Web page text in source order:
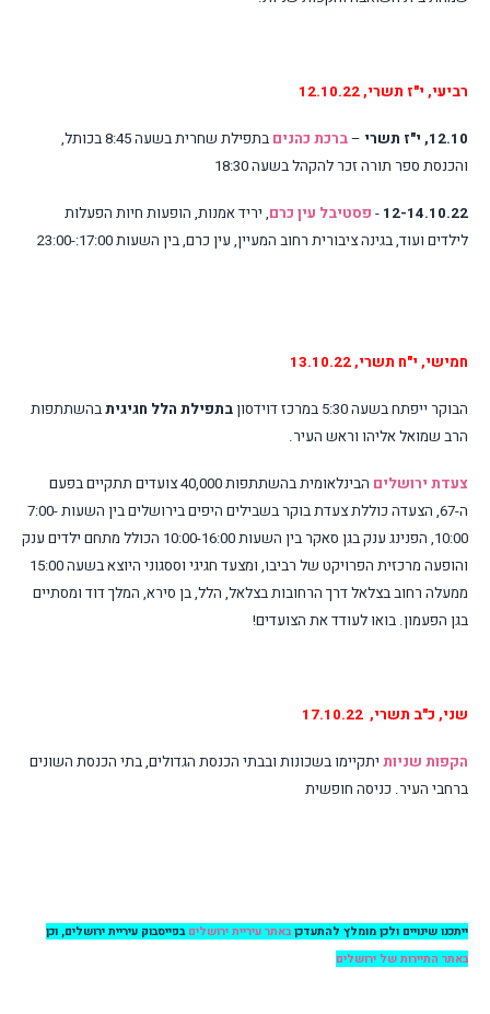
רביעי, י"ז תשרי, 12.10.22
12.10, י"ז תשרי –ברכת כהנים
בתפילת שחרית בשעה 8:45 בכותל,
והכנסת ספר תורה זכר להקהל בשעה 18:30
12-14.10.22
- פסטיבל עין כרם, יריד אמנות, הופעות חיות הפעלות
לילדים ועוד,בגינה ציבורית רחוב המעיין, עין כרם, בין השעות 17:00:-23:00
חמישי, י"ח תשרי, 13.10.22
הבוקר ייפתח בשעה 5:30 במרכז דוידסון בתפילת הלל חגיגיתבהשתתפות
הרב שמואל אליהו וראש העיר.
צעדת ירושלים
הבינלאומית בהשתתפות 40,000 צועדים תתקיים בפעם
ה-67, הצעדה כוללת
צעדת בוקר בשבילים היפים בירושלים בין השעות 7:00-
10:00
, הפנינג ענק בגן סאקר בין השעות 10:00-16:00
הכולל מתחם ילדים ענק
והופעה מרכזית הפרויקט של רביבו, ו
מצעד חגיגי וססגוני היוצא בשעה 15:00
ממעלה רחוב בצלאל דרך הרחובות בצלאל, הלל, בן סירא, המלך דוד ומסתיים
בגן הפעמון. בואו לעודד את הצועדים!
שני, כ"ב תשרי, 17.10.22
הקפות שניות יתקיימו בשכונות ובבתי הכנסת הגדולים,בתי הכנסת השונים
ברחבי העיר. כניסה חופשית
ייתכנו שינויים ולכן מומלץ להתעדכן באתר עיריית ירושלים בפייסבוק עיריית ירושלים, וכן
באתר התיירות של ירושלים